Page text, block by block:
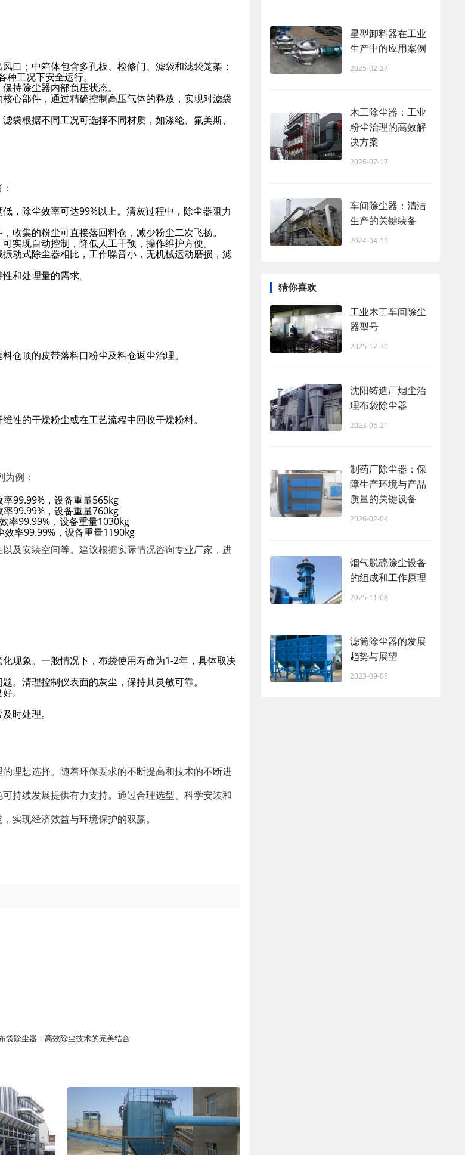
口；中箱体包含多孔板、检修门、滤袋和滤袋笼架；
工况下安全运行。
持除尘器内部负压状态。
心部件，通过精确控制高压气体的释放，实现对滤袋
袋根据不同工况可选择不同材质，如涤纶、氟美斯、
，除尘效率可达99%以上。清灰过程中，除尘器阻力
收集的粉尘可直接落回料仓，减少粉尘二次飞扬。
实现自动控制，降低人工干预，操作维护方便。
动式除尘器相比，工作噪音小，无机械运动磨损，滤
和处理量的需求。
仓顶的皮带落料口粉尘及料仓返尘治理。
性的干燥粉尘或在工艺流程中回收干燥粉料。
例：
99.99%，设备重量565kg
99.99%，设备重量760kg
率99.99%，设备重量1030kg
效率99.99%，设备重量1190kg
及安装空间等。建议根据实际情况咨询专业厂家，进
现象。一般情况下，布袋使用寿命为1-2年，具体取决
。清理控制仪表面的灰尘，保持其灵敏可靠。
。
时处理。
理想选择。随着环保要求的不断提高和技术的不断进
持续发展提供有力支持。通过合理选型、科学安装和
实现经济效益与环境保护的双赢。
袋除尘器：高效除尘技术的完美结合
星型卸料器在工业
生产中的应用案例
2025-02-27
木工除尘器：工业
粉尘治理的高效解
决方案
2026-07-17
车间除尘器：清洁
生产的关键装备
2024-04-19
猜你喜欢
工业木工车间除尘
器型号
2025-12-30
沈阳铸造厂烟尘治
理布袋除尘器
2023-06-21
制药厂除尘器：保
障生产环境与产品
质量的关键设备
2026-02-04
烟气脱硫除尘设备
的组成和工作原理
2025-11-08
滤筒除尘器的发展
趋势与展望
2023-09-06